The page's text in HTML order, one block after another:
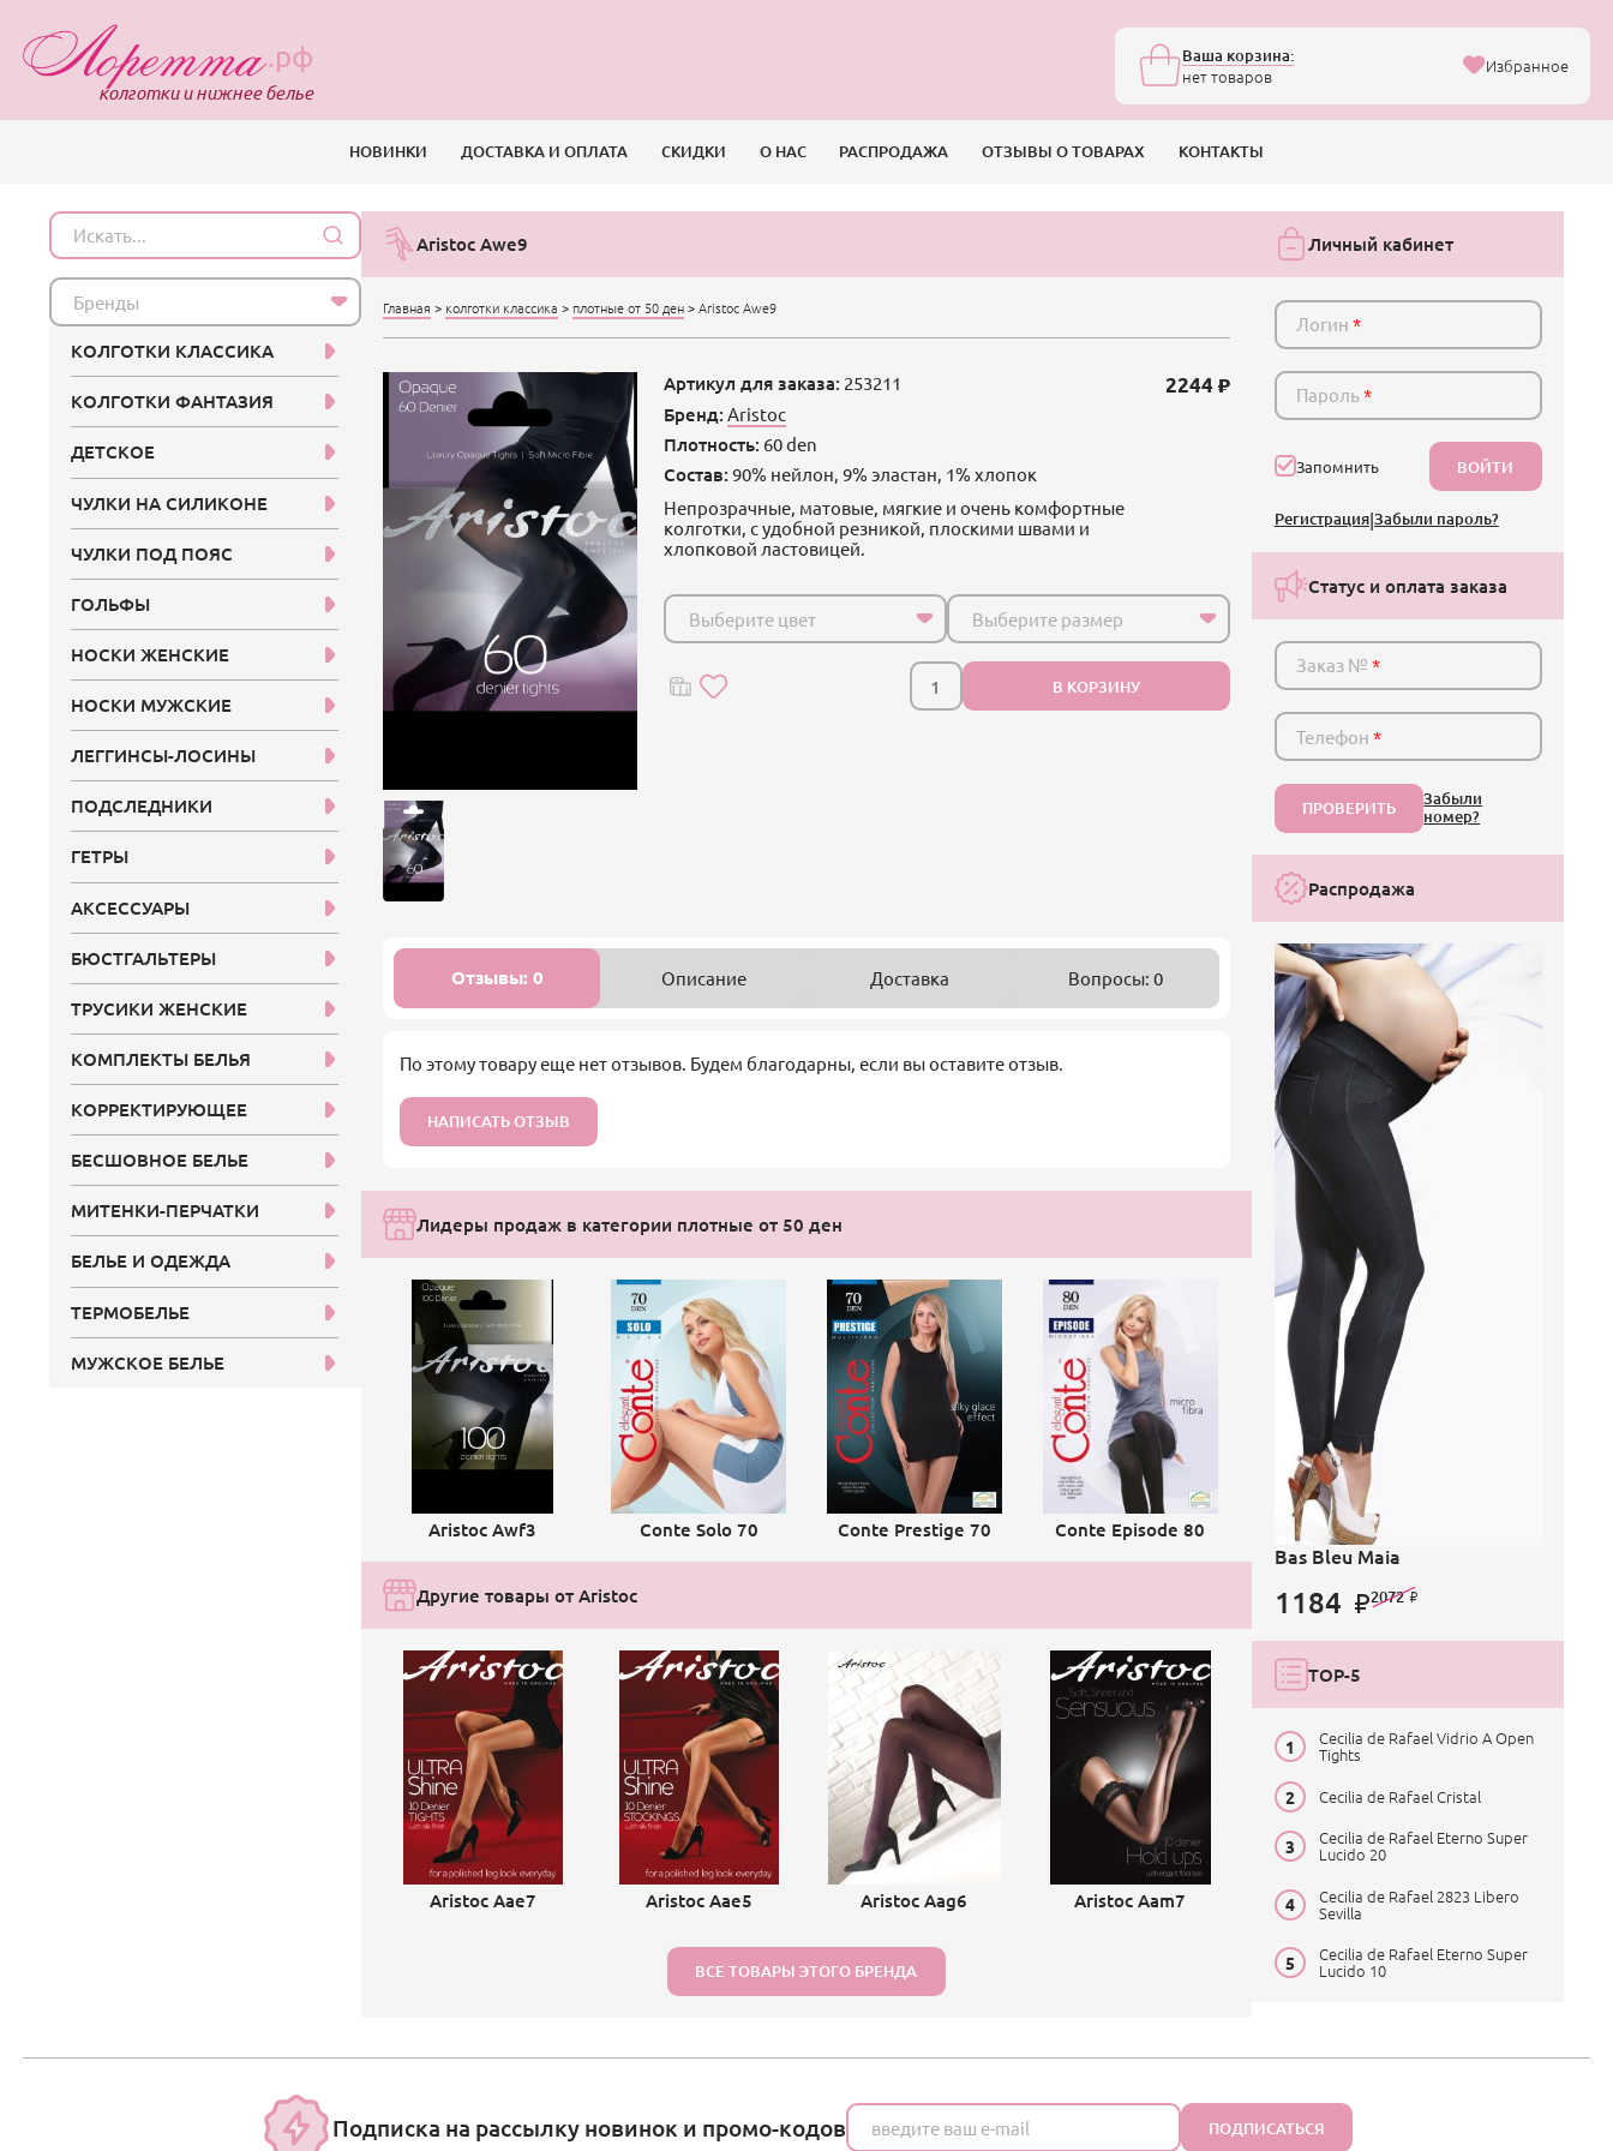
.рф
колготки и нижнее белье
Ваша корзина:
нет товаров
Избранное
НОВИНКИ ДОСТАВКА И ОПЛАТА СКИДКИ О НАС РАСПРОДАЖА ОТЗЫВЫ О ТОВАРАХ КОНТАКТЫ
Aristoc Awe9
Главная > колготки классика > плотные от 50 ден > Aristoc Awe9
Артикул для заказа: 253211
Бренд: Aristoc
Плотность: 60 den
Состав: 90% нейлон, 9% эластан, 1% хлопок
Непрозрачные, матовые, мягкие и очень комфортные
колготки, с удобной резникой, плоскими швами и
хлопковой ластовицей.
2244
Выберите цвет Выберите размер
В КОРЗИНУ
Отзывы: 0 Описание Доставка Вопросы: 0
По этому товару еще нет отзывов. Будем благодарны, если вы оставите отзыв.
НАПИСАТЬ ОТЗЫВ
Лидеры продаж в категории плотные от 50 ден
Aristoc Awf3 Conte Solo 70 Conte Prestige 70 Conte Episode 80
Другие товары от Aristoc
Aristoc Aae7 Aristoc Aae5 Aristoc Aag6 Aristoc Aam7
ВСЕ ТОВАРЫ ЭТОГО БРЕНДА
Личный кабинет
Логин*
Пароль*
Запомнить ВОЙТИ
Регистрация|Забыли пароль?
Статус и оплата заказа
Заказ №*
Телефон*
ПРОВЕРИТЬ
Забыли
номер?
Распродажа
Bas Bleu Maia
1184 2072
TOP-5
Cecilia de Rafael Vidrio A Open
Tights
Cecilia de Rafael Cristal
Cecilia de Rafael Eterno Super
Lucido 20
Cecilia de Rafael 2823 Libero
Sevilla
Cecilia de Rafael Eterno Super
Lucido 10
Бренды
КОЛГОТКИ КЛАССИКА
КОЛГОТКИ ФАНТАЗИЯ
ДЕТСКОЕ
ЧУЛКИ НА СИЛИКОНЕ
ЧУЛКИ ПОД ПОЯС
ГОЛЬФЫ
НОСКИ ЖЕНСКИЕ
НОСКИ МУЖСКИЕ
ЛЕГГИНСЫ-ЛОСИНЫ
ПОДСЛЕДНИКИ
ГЕТРЫ
АКСЕССУАРЫ
БЮСТГАЛЬТЕРЫ
ТРУСИКИ ЖЕНСКИЕ
КОМПЛЕКТЫ БЕЛЬЯ
КОРРЕКТИРУЮЩЕЕ
БЕСШОВНОЕ БЕЛЬЕ
МИТЕНКИ-ПЕРЧАТКИ
БЕЛЬЕ И ОДЕЖДА
ТЕРМОБЕЛЬЕ
МУЖСКОЕ БЕЛЬЕ
Подписка на рассылку новинок и промо-кодов ПОДПИСАТЬСЯ